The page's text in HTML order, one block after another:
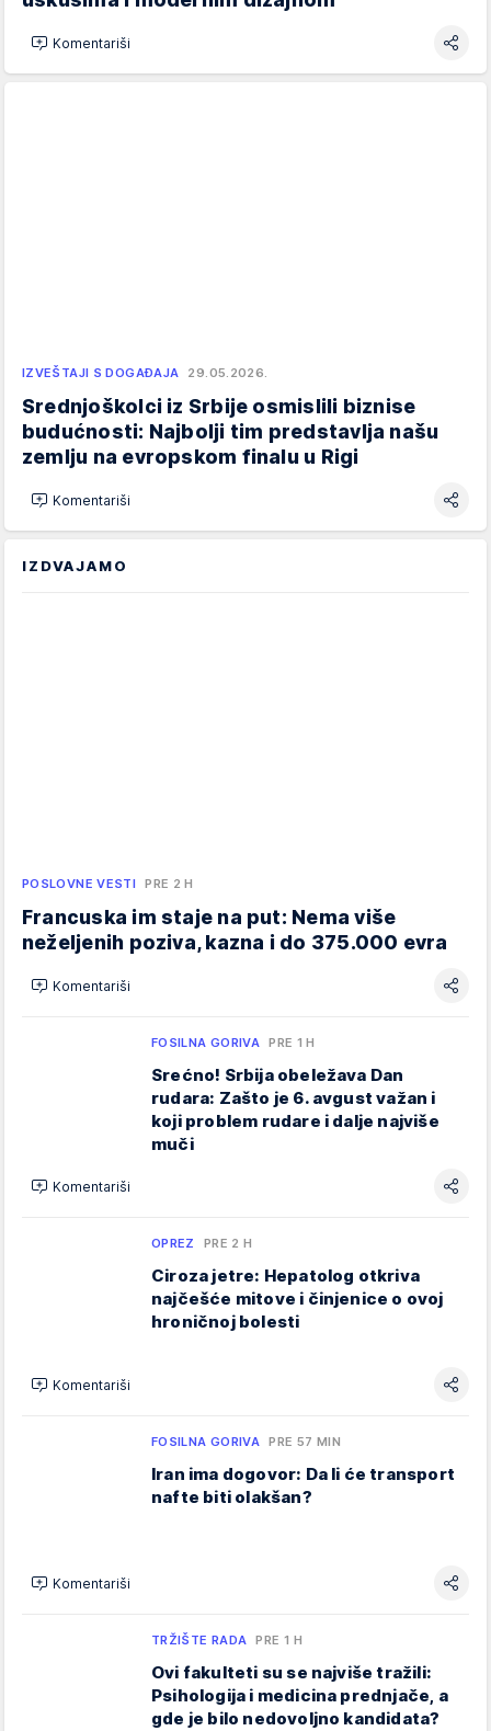
Komentariši
IZVEŠTAJI S DOGAĐAJA 29.05.2026.
Srednjoškolci iz Srbije osmislili biznise
budućnosti: Najbolji tim predstavlja našu
zemlju na evropskom finalu u Rigi
Komentariši
IZDVAJAMO
POSLOVNE VESTI PRE 2 H
Francuska im staje na put: Nema više
neželjenih poziva, kazna i do 375.000 evra
Komentariši
FOSILNA GORIVA PRE 1 H
Srećno! Srbija obeležava Dan
rudara: Zašto je 6. avgust važan i
koji problem rudare i dalje najviše
muči
Komentariši
OPREZ PRE 2 H
Ciroza jetre: Hepatolog otkriva
najčešće mitove i činjenice o ovoj
hroničnoj bolesti
Komentariši
FOSILNA GORIVA PRE 57 MIN
Iran ima dogovor: Da li će transport
nafte biti olakšan?
Komentariši
TRŽIŠTE RADA PRE 1 H
Ovi fakulteti su se najviše tražili:
Psihologija i medicina prednjače, a
gde je bilo nedovoljno kandidata?